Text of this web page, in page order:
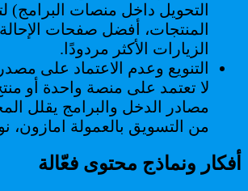
التحويل داخل منصات البرامج)
المنتجات، أفضل صفحات
الزيارات الأكثر مردودًا.
التنويع وعدم الاعتماد على
لا تعتمد على منصة واحدة أو
مصادر الدخل والبرامج يقلل
من التسويق بالعمولة امازون،
أفكار ونماذج محتوى فعّالة